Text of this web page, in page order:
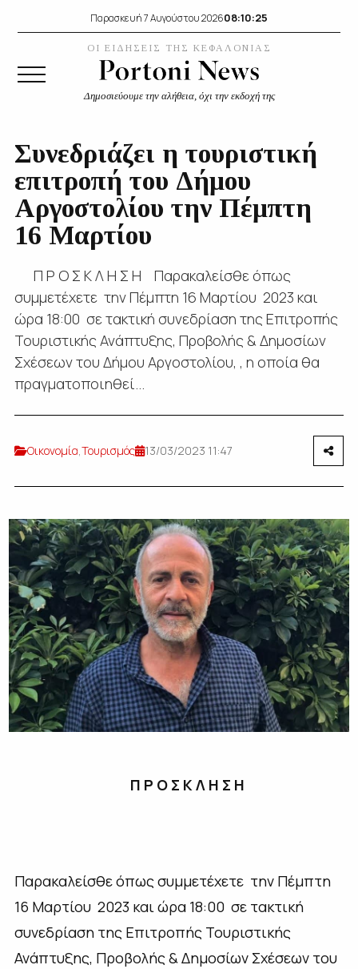
Παρασκευή 7 Αυγούστου 202608:10:26
ΟΙ ΕΙΔΗΣΕΙΣ ΤΗΣ ΚΕΦΑΛΟΝΙΑΣ
Δημοσιεύουμε την αλήθεια, όχι την εκδοχή της
Συνεδριάζει η τουριστική
επιτροπή του Δήμου
Αργοστολίου την Πέμπτη
16 Μαρτίου
Π Ρ Ο Σ Κ Λ Η Σ Η Παρακαλείσθε όπως
συμμετέχετε την Πέμπτη 16 Μαρτίου 2023 και
ώρα 18:00 σε τακτική συνεδρίαση της Επιτροπής
Τουριστικής Ανάπτυξης, Προβολής & Δημοσίων
Σχέσεων του Δήμου Αργοστολίου, , η οποία θα
πραγματοποιηθεί...
Οικονομία,Τουρισμός 13/03/2023 11:47
Π Ρ Ο Σ Κ Λ Η Σ Η
Παρακαλείσθε όπως συμμετέχετε την Πέμπτη
16 Μαρτίου 2023 και ώρα 18:00 σε τακτική
συνεδρίαση της Επιτροπής Τουριστικής
Ανάπτυξης, Προβολής & Δημοσίων Σχέσεων του